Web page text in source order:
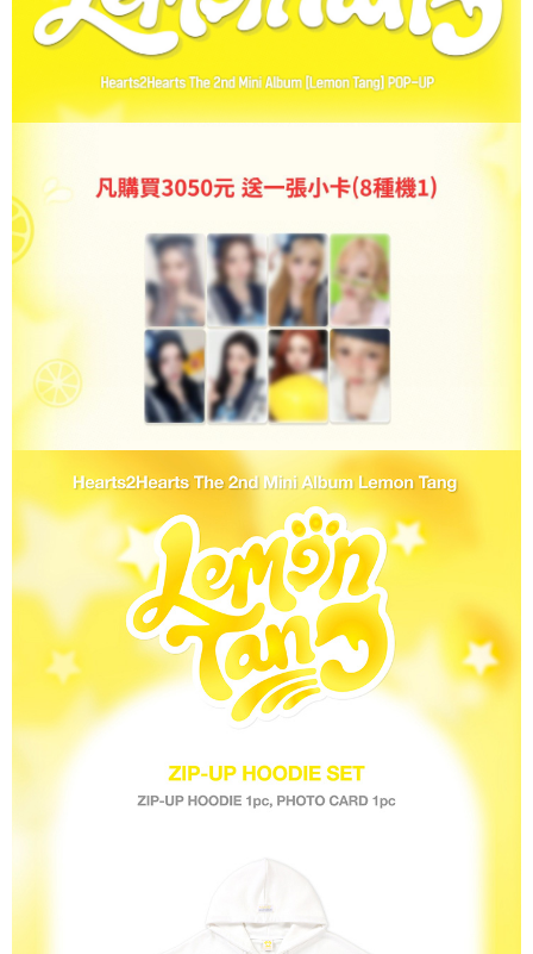
後付繳納相關費用。
※ 交易是否成功請以「AFTEE先享後付 」之結帳頁面顯示為準，若有關於
是否繳費成功／繳費後需取消欲退款等相關疑問，請聯繫「AFTEE先享後付
客戶支援中心」https://netprotections.freshdesk.com/support/home
【注意事項】
１．透過由恩沛科技股份有限公司提供之「AFTEE先享後付」服務完成之交
易，需依本服務之必要範圍內提供個人資料，並將交易相關給付款項請求債
權轉讓予恩沛科技股份有限公司。
２．關於個人資料處理事宜，請瀏覽以下網址：
https://aftee.tw/terms/#terms3
３．未成年的使用者請事先徵得法定代理人或監護人之同意方可使用
「AFTEE先享後付」，若未經同意申辦者引起之損失，本公司不負相關責
４．使用「AFTEE先享後付」時，將依據個別帳號之用戶狀況，依本公司即
時審查核予不同之上限額度；若仍有額度不足之情形，本公司將視審查結果
請求用戶進行身份認證。
５．嚴禁一人註冊多個帳號或使用他人資訊註冊。若發現惡意使用之情形，
恩沛科技股份有限公司將有權停止該用戶之使用額度並採取法律行動。
付款後7-11取貨
每筆NT$60，滿NT$1,599(含以上)免運費
新竹貨運
宅配 (離島)
每筆NT$200
付款後門市自取
亞洲國家/地區配送
北美國家/地區配送
歐洲國家/地區配送